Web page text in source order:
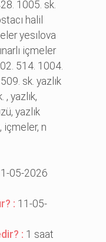
1005. sk.
hali̇l
yesılova
i̇çmeler
514. 1004.
sk. yazlık
, yazlık,
yazlık
i̇çmeler, n
05-2026
: 11-05-
: 1 saat